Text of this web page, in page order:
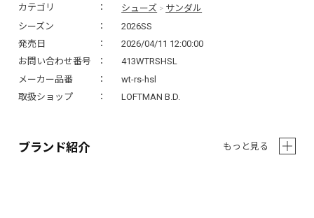
カテゴリ
シューズ > サンダル
シーズン
2026SS
発売日
2026/04/11 12:00:00
お問い合わせ番号
413WTRSHSL
メーカー品番
wt-rs-hsl
取扱ショップ
LOFTMAN B.D.
ブランド紹介 もっと見る